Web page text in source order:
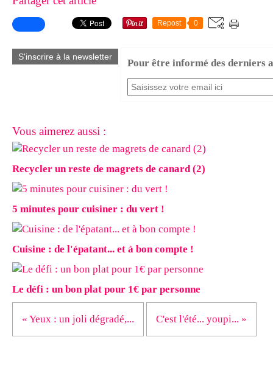
Repost 0
S'inscrire à la newsletter
Pour être informé des derniers
Vous aimerez aussi :
Recycler un reste de magrets de canard (2)
5 minutes pour cuisiner : du vert !
Cuisine : de l'épatant... et à bon compte !
Le défi : un bon plat pour 1€ par personne
« Yeux : un joli dégradé,... C'est l'été... youpi... »